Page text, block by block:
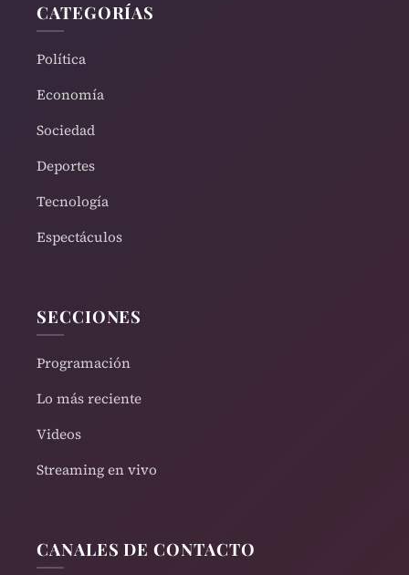
CATEGORÍAS
Política
Economía
Sociedad
Deportes
Tecnología
Espectáculos
SECCIONES
Programación
Lo más reciente
Videos
Streaming en vivo
CANALES DE CONTACTO